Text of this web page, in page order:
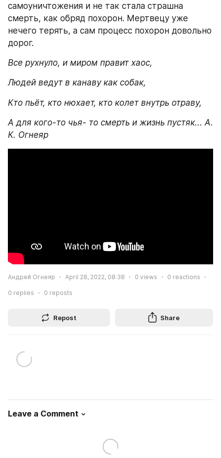
самоуничтожения и не так стала страшна
смерть, как обряд похорон. Мертвецу уже
нечего терять, а сам процесс похорон довольно
дорог.
Все рухнуло, и миром правит хаос,
Людей ведут в канаву как собак,
Кто пьёт, кто нюхает, кто колет внутрь отраву,
А для кого-то чья- то смерть и жизнь пустяк... А.
К. Огнеяр
Андрей Огнеяр April 28, 2022, 08:38 0 views 0 reactions
0 replies 0 reposts
Repost Share
Leave a Comment